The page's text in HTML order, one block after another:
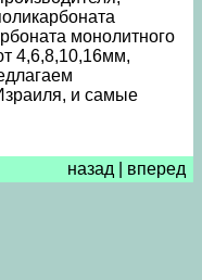
монолитного
4,6,8,10,16мм,
и самые
назад вперед